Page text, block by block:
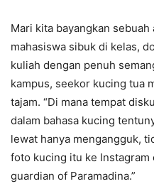
Mari kita bayangkan
mahasiswa sibuk di kelas,
kuliah dengan penuh
kampus, seekor kucing tua
tajam. “Di mana tempat
dalam bahasa kucing
lewat hanya mengangguk,
foto kucing itu ke Instagram
guardian of Paramadina.”